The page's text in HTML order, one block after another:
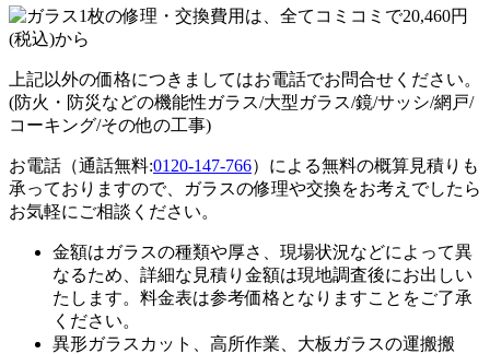
上記以外の価格につきましてはお電話でお問合せください。
(防火・防災などの機能性ガラス/大型ガラス/鏡/サッシ/網戸/
コーキング/その他の工事)
お電話（通話無料:0120-147-766）による無料の概算見積りも
承っておりますので、ガラスの修理や交換をお考えでしたら
お気軽にご相談ください。
金額はガラスの種類や厚さ、現場状況などによって異
なるため、 詳細な見積り金額は現地調査後にお出しい
たします。 料金表は参考価格となりますことをご了承
ください。
異形ガラスカット、高所作業、大板ガラスの運搬搬